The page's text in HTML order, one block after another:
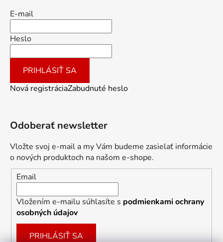
E-mail
Heslo
PRIHLÁSIŤ SA
Nová registráciaZabudnuté heslo
Odoberať newsletter
Vložte svoj e-mail a my Vám budeme zasielať informácie
o nových produktoch na našom e-shope.
Email
Vložením e-mailu súhlasíte s podmienkami ochrany
osobných údajov
PRIHLÁSIŤ SA